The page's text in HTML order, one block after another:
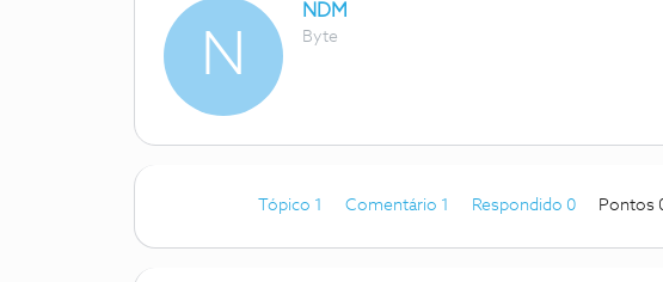
N
NDM
Byte
Tópico 1 Comentário 1 Respondido 0 Pontos